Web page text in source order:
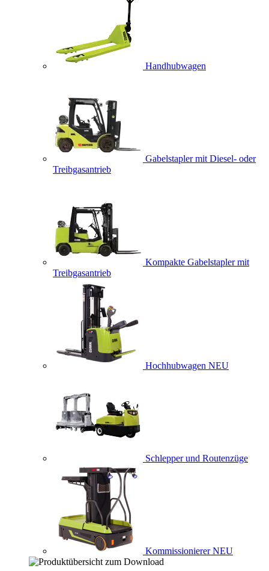
Handhubwagen
Gabelstapler mit Diesel- oder
Treibgasantrieb
Kompakte Gabelstapler mit
Treibgasantrieb
Hochhubwagen NEU
Schlepper und Routenzüge
Kommissionierer NEU